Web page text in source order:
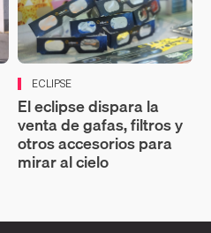
ECLIPSE
El eclipse dispara la
venta de gafas, filtros y
otros accesorios para
mirar al cielo